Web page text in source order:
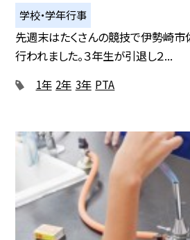
学校・学年行事
先週末はたくさんの競技で伊勢崎
行われました。３年生が引退し２...
1年 2年 3年 PTA